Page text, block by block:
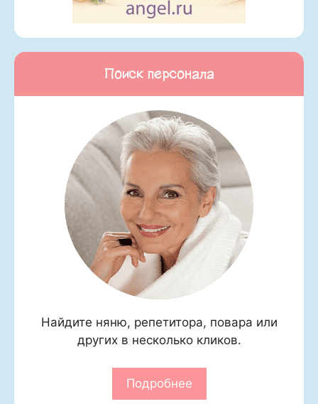
Поиск персонала
Найдите няню, репетитора, повара или
других в несколько кликов.
Подробнее